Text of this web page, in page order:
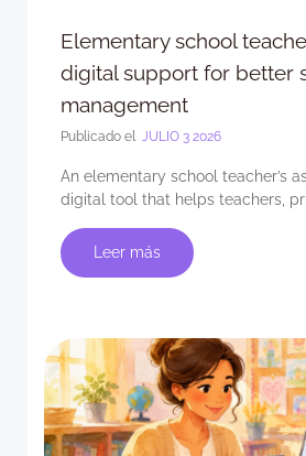
Elementary school
digital support for better
management
Publicado el JULIO 3 2026
An elementary school teacher’s
digital tool that helps teachers,
Leer más